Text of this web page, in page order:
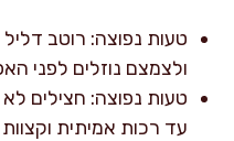
טעות נפוצה: רוטב
ולצמצם נוזלים לפני
טעות נפוצה: חצילים
עד רכות אמיתית